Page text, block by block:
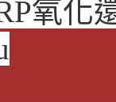
氧化